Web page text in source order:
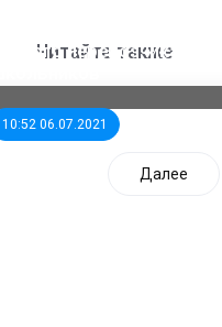
Читайте также
10:52 06.07.2021
единого перевозчика для
Далее